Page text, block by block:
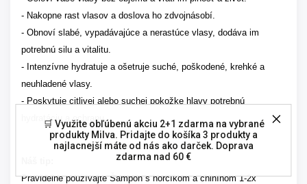
🛒 Využite obľúbenú akciu 2+1 zdarma na vybrané
produkty Milva. Pridajte do košíka 3 produkty a
najlacnejší máte od nás ako darček. Doprava
zdarma nad 60 €
- Nakopne rast vlasov a doslova ho zdvojnásobí.
- Obnoví slabé, vypadávajúce a nerastúce vlasy, dodáva im
potrebnú silu a vitalitu.
- Intenzívne hydratuje a ošetruje suché, poškodené, krehké a
neuhladené vlasy.
- Poskytuje citlivej alebo suchej pokožke hlavy potrebnú
hydratáciu a ochranu.
Pravidelne používajte Šampón s horčíkom a chinínom 1-2x